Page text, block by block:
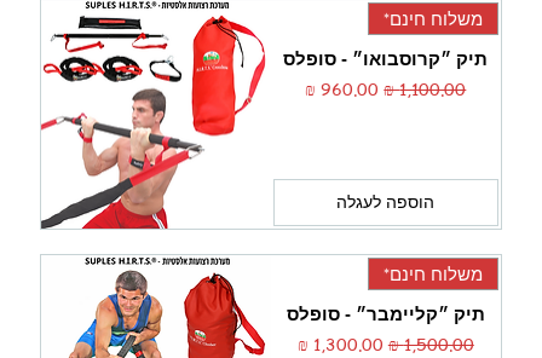
משלוח חינם*
תיק ״קרוסבואו״ - סופלס
מחיר רגיל‏1,100.00 ‏₪ מחיר מבצע
הוספה לעגלה
משלוח חינם*
תיק ״קליימבר״ - סופלס
מחיר רגיל‏1,500.00 ‏₪ מחיר מבצע